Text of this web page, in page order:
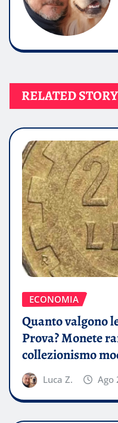
RELATED STORY
ECONOMIA
Quanto valgono
Prova? Monete
collezionismo
Luca Z. Ago